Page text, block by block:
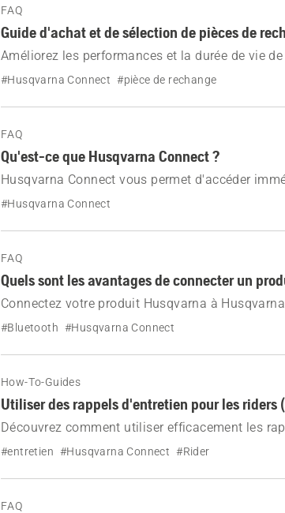
FAQ
Guide d'achat et de sélection de pièces de
Améliorez les performances et la durée de vie
de rechange d'origine. Découvrez où acheter et
#Husqvarna Connect #pièce de rechange
FAQ
Qu'est-ce que Husqvarna Connect ?
Husqvarna Connect vous permet d'accéder
avez besoin pour travailler plus efficacement
#Husqvarna Connect
FAQ
Quels sont les avantages de connecter un
Connectez votre produit Husqvarna à
éventail de fonctionnalités uniques. Obtenez
#Bluetooth #Husqvarna Connect
How-To-Guides
Utiliser des rappels d'entretien pour les riders
Découvrez comment utiliser efficacement les
Husqvarna Connect pour votre rider
#entretien #Husqvarna Connect #Rider
FAQ